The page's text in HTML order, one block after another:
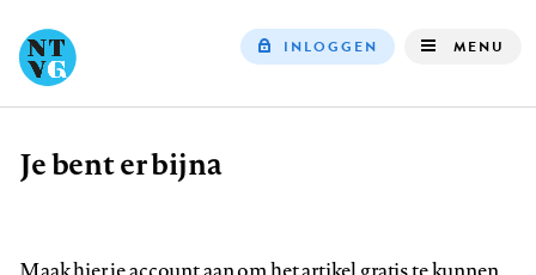
INLOGGEN MENU
Kruimelpad
Je bent er bijna